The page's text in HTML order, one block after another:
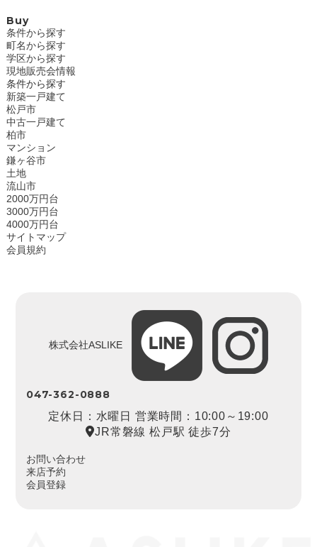
Buy
条件から探す
町名から探す
学区から探す
現地販売会情報
条件から探す
新築一戸建て
松戸市
中古一戸建て
柏市
マンション
鎌ヶ谷市
土地
流山市
2000万円台
3000万円台
4000万円台
サイトマップ
会員規約
株式会社ASLIKE
047-362-0888
定休日：水曜日 営業時間：10:00～19:00
JR常磐線 松戸駅 徒歩7分
お問い合わせ
来店予約
会員登録